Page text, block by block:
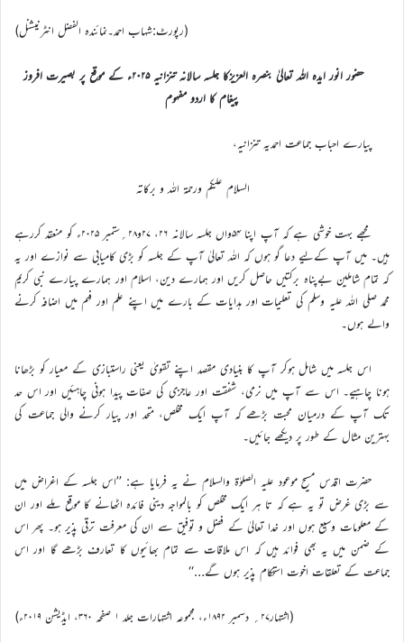
(رپورٹ:شہاب احمد۔نمائندہ الفضل انٹرنیشنل)
حضور انور ایدہ اللہ تعالیٰ بنصرہ العزیزکا جلسہ سالانہ تنزانیہ ۲۰۲۵ء کے موقع پر بصیرت افروز
پیغام کا اردو مفہوم
پیارے احباب جماعت احمدیہ تنزانیہ،
السلام علیکم ورحمة اللہ و برکاتہ
مجھے بہت خوشی ہے کہ آپ اپنا ۵۴واں جلسہ سالانہ ۲۶، ۲۷و۲۸؍ستمبر ۲۰۲۵ء کو منعقد کررہے
ہیں۔ میں آپ کےليے دعا گو ہوں کہ اللہ تعالیٰ آپ کے جلسہ کو بڑی کامیابی سے نوازے اور یہ
کہ تمام شاملین بےپناہ برکتیں حاصل کریں اور ہمارے دین، اسلام اور ہمارے پیارے نبی کریم
محمد صلی اللہ علیہ وسلم کی تعلیمات اور ہدایات کے بارے میں اپنے علم اور فہم میں اضافہ کرنے
والے ہوں۔
اس جلسہ میں شامل ہوکر آپ کا بنیادی مقصد اپنے تقویٰ یعنی راستبازی کے معیار کو بڑھانا
ہونا چاہیے۔ اس سے آپ میں نرمی، شفقت اور عاجزی کی صفات پیدا ہونی چاہئیں اور اس حد
تک آپ کے درمیان محبت بڑھے کہ آپ ایک مخلص، متحد اور پیار کرنے والی جماعت کی
بہترین مثال کے طور پر دیکھے جائیں۔
حضرت اقدس مسیح موعود علیہ الصلوٰۃ والسلام نے یہ فرمایا ہے: ’’اس جلسہ کے اغراض میں
سے بڑی غرض تو یہ ہے کہ تا ہر ایک مخلص کو بالمواجہ دینی فائدہ اٹھانے کا موقع ملے اور ان
کے معلومات وسیع ہوں اور خدا تعالیٰ کے فضل و توفیق سے ان کی معرفت ترقی پذیر ہو۔ پھر اس
کے ضمن میں یہ بھی فوائد ہیں کہ اس ملاقات سے تمام بھائیوں کا تعارف بڑھے گا اور اس
جماعت کے تعلقات اخوت استحکام پذیر ہوں گے…‘‘
(اشتہار۲۷؍ دسمبر ۱۸۹۲ء، مجموعہ اشتہارات جلد ۱ صفحہ ۳۶۰، ایڈیشن ۲۰۱۹ء)